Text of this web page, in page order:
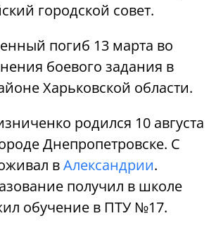
городской совет.
погиб 13 марта во
боевого задания в
Харьковской области.
родился 10 августа
Днепропетровске. С
вАлександрии.
получил в школе
обучение в ПТУ №17.